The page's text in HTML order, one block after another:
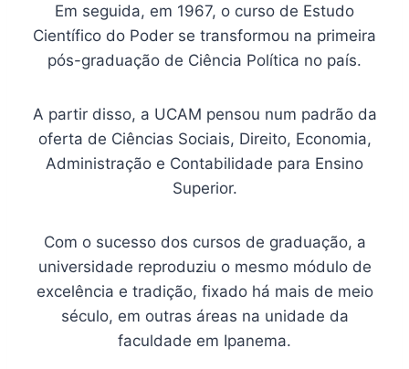
Em seguida, em 1967, o curso de Estudo
Científico do Poder se transformou na primeira
pós-graduação de Ciência Política no país.
A partir disso, a UCAM pensou num padrão da
oferta de Ciências Sociais, Direito, Economia,
Administração e Contabilidade para Ensino
Superior.
Com o sucesso dos cursos de graduação, a
universidade reproduziu o mesmo módulo de
excelência e tradição, fixado há mais de meio
século, em outras áreas na unidade da
faculdade em Ipanema.